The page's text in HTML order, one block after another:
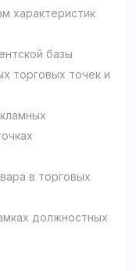
характеристик
базы
торговых точек и
в торговых
должностных